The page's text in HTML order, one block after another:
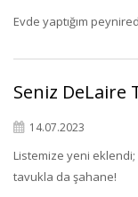
Evde yaptığım
Seniz DeLaire
14.07.2023
Listemize yeni
tavukla da şahane!
BU